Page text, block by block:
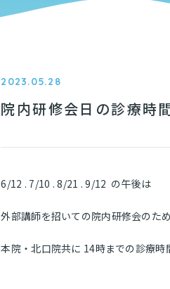
2023.05.28
院内研修会日の診療時
6/12 . 7/10 . 8/21 . 9/12 の午後は
外部講師を招いての院内研修会のため
本院・北口院共に 14時までの診療時